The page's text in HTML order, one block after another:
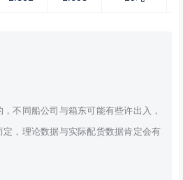
不同船公司与箱东可能有些许出入，
，理论数据与实际配货数据肯定会有